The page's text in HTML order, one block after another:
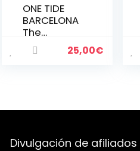
ONE TIDE
BARCELONA
The
Quintessen
tial Blend –
para
25,00€
Divulgación de afiliados